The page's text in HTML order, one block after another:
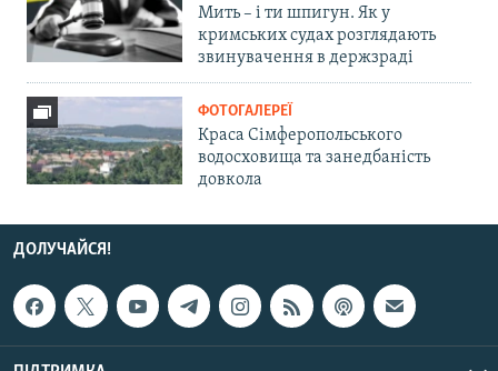
Мить – і ти шпигун. Як у
кримських судах розглядають
звинувачення в держзраді
ФОТОГАЛЕРЕЇ
Краса Сімферопольського
водосховища та занедбаність
довкола
ДОЛУЧАЙСЯ!